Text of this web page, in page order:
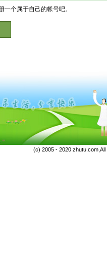
个属于自己的帐号吧。
(c) 2005 - 2020